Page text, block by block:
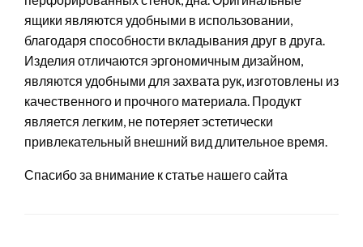
ящики являются удобными в использовании,
благодаря способности вкладывания друг в друга.
Изделия отличаются эргономичным дизайном,
являются удобными для захвата рук, изготовлены из
качественного и прочного материала. Продукт
является легким, не потеряет эстетически
привлекательный внешний вид длительное время.
Спасибо за внимание к статье нашего сайта